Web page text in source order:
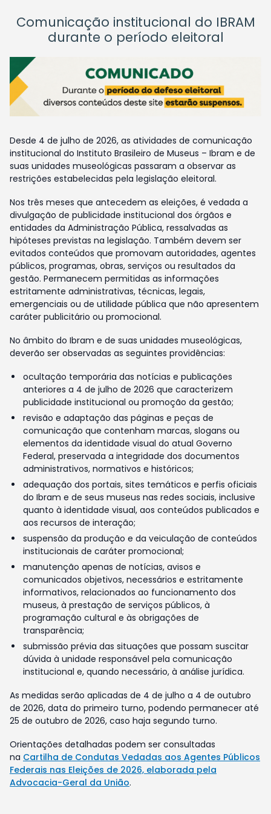
Comunicação institucional do IBRAM
durante o período eleitoral
Desde 4 de julho de 2026, as atividades de comunicação
institucional do Instituto Brasileiro de Museus – Ibram e de
suas unidades museológicas passaram a observar as
restrições estabelecidas pela legislação eleitoral.
Nos três meses que antecedem as eleições, é vedada a
divulgação de publicidade institucional dos órgãos e
entidades da Administração Pública, ressalvadas as
hipóteses previstas na legislação. Também devem ser
evitados conteúdos que promovam autoridades, agentes
públicos, programas, obras, serviços ou resultados da
gestão. Permanecem permitidas as informações
estritamente administrativas, técnicas, legais,
emergenciais ou de utilidade pública que não apresentem
caráter publicitário ou promocional.
No âmbito do Ibram e de suas unidades museológicas,
deverão ser observadas as seguintes providências:
ocultação temporária das notícias e publicações
anteriores a 4 de julho de 2026 que caracterizem
publicidade institucional ou promoção da gestão;
revisão e adaptação das páginas e peças de
comunicação que contenham marcas, slogans ou
elementos da identidade visual do atual Governo
Federal, preservada a integridade dos documentos
administrativos, normativos e históricos;
adequação dos portais, sites temáticos e perfis oficiais
do Ibram e de seus museus nas redes sociais, inclusive
quanto à identidade visual, aos conteúdos publicados e
aos recursos de interação;
suspensão da produção e da veiculação de conteúdos
institucionais de caráter promocional;
manutenção apenas de notícias, avisos e
comunicados objetivos, necessários e estritamente
informativos, relacionados ao funcionamento dos
museus, à prestação de serviços públicos, à
programação cultural e às obrigações de
transparência;
submissão prévia das situações que possam suscitar
dúvida à unidade responsável pela comunicação
institucional e, quando necessário, à análise jurídica.
As medidas serão aplicadas de 4 de julho a 4 de outubro
de 2026, data do primeiro turno, podendo permanecer até
25 de outubro de 2026, caso haja segundo turno.
Orientações detalhadas podem ser consultadas
na Cartilha de Condutas Vedadas aos Agentes Públicos
Federais nas Eleições de 2026, elaborada pela
Advocacia-Geral da União.